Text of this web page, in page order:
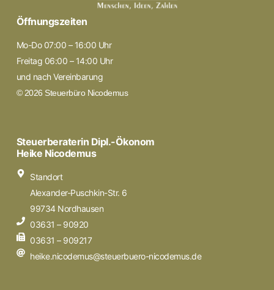
Öffnungszeiten
Mo-Do 07:00 – 16:00 Uhr
Freitag 06:00 – 14:00 Uhr
und nach Vereinbarung
© 2026 Steuerbüro Nicodemus
Steuerberaterin Dipl.-Ökonom
Heike Nicodemus
Standort
Alexander-Puschkin-Str. 6
99734 Nordhausen
03631 – 90920
03631 – 909217
heike.nicodemus@steuerbuero-nicodemus.de